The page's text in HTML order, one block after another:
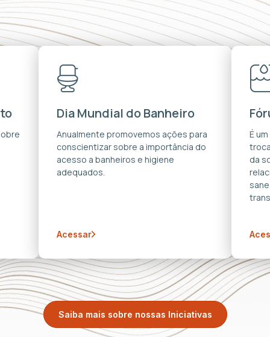
Dia Mundial do Banheiro
Anualmente promovemos ações para
conscientizar sobre a importância do
acesso a banheiros e higiene
adequados.
Acessar
É
da
Saiba mais sobre nossas Iniciativas